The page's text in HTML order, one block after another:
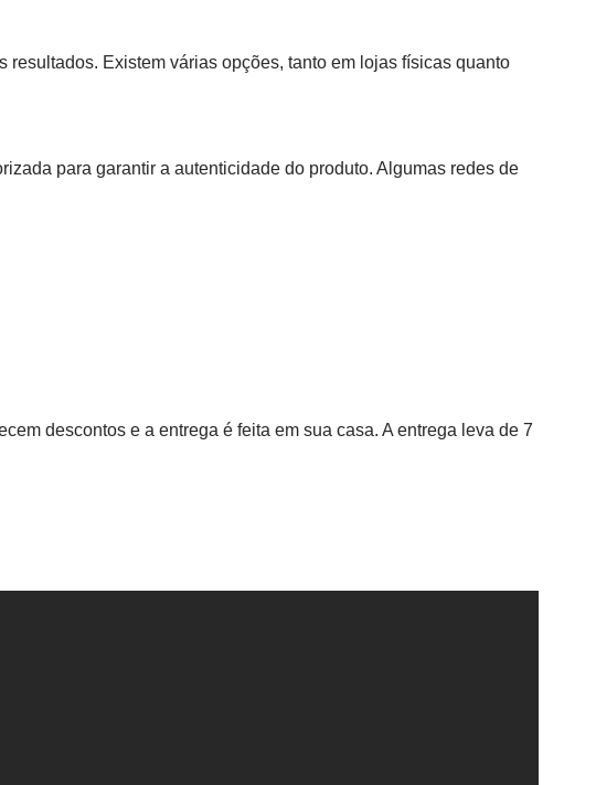
Existem várias opções, tanto em lojas físicas quanto
para garantir a autenticidade do produto. Algumas redes de
descontos e a entrega é feita em sua casa. A entrega leva de 7